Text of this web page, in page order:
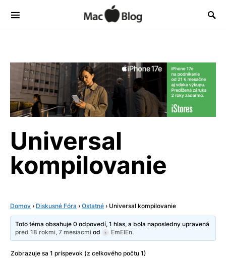
Universal
kompilovanie
Domov › Diskusné Fóra › Ostatné › Universal kompilovanie
Toto téma obsahuje 0 odpovedí, 1 hlas, a bola naposledny upravená
pred 18 rokmi, 7 mesiacmi od EmElEn.
Zobrazuje sa 1 príspevok (z celkového počtu 1)